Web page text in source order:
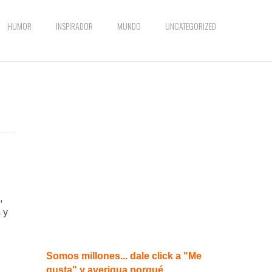
HUMOR INSPIRADOR MUNDO UNCATEGORIZED
y
Somos millones... dale click a "Me
gusta" y averigua porqué